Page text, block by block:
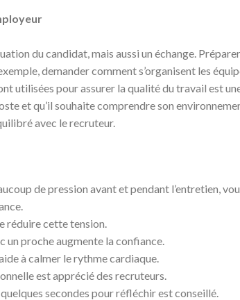
du candidat, mais aussi un échange.
demander comment s’organisent les
utilisées pour assurer la qualité du travail est
et qu’il souhaite comprendre son
avec le recruteur.
de pression avant et pendant l’entretien,
réduire cette tension.
un proche augmente la confiance.
à calmer le rythme cardiaque.
est apprécié des recruteurs.
secondes pour réfléchir est conseillé.